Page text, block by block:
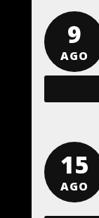
9
AGO
15
AGO